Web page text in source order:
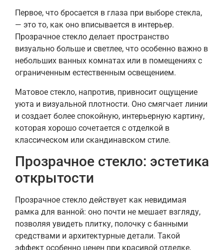
Первое, что бросается в глаза при выборе стекла,
— это то, как оно вписывается в интерьер.
Прозрачное стекло делает пространство
визуально больше и светлее, что особенно важно в
небольших ванных комнатах или в помещениях с
ограниченным естественным освещением.
Матовое стекло, напротив, привносит ощущение
уюта и визуальной плотности. Оно смягчает линии
и создает более спокойную, интерьерную картину,
которая хорошо сочетается с отделкой в
классическом или скандинавском стиле.
Прозрачное стекло: эстетика
открытости
Прозрачное стекло действует как невидимая
рамка для ванной: оно почти не мешает взгляду,
позволяя увидеть плитку, полочку с банными
средствами и архитектурные детали. Такой
эффект особенно ценен при красивой отделке,